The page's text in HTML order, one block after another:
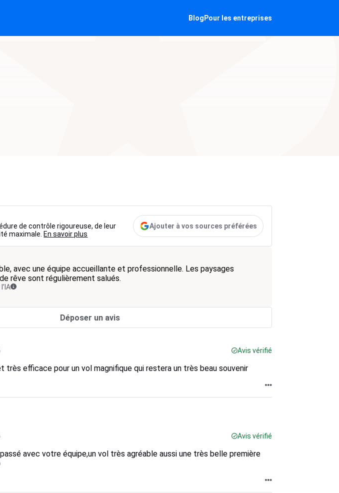
Blog Pour les entreprises
de contrôle rigoureuse, de leur
maximale. En savoir plus
Ajouter à vos sources préférées
avec une équipe accueillante et professionnelle. Les paysages
rêve sont régulièrement salués.
Déposer un avis
Avis vérifié
très efficace pour un vol magnifique qui restera un très beau souvenir
Avis vérifié
avec votre équipe,un vol très agréable aussi une très belle première